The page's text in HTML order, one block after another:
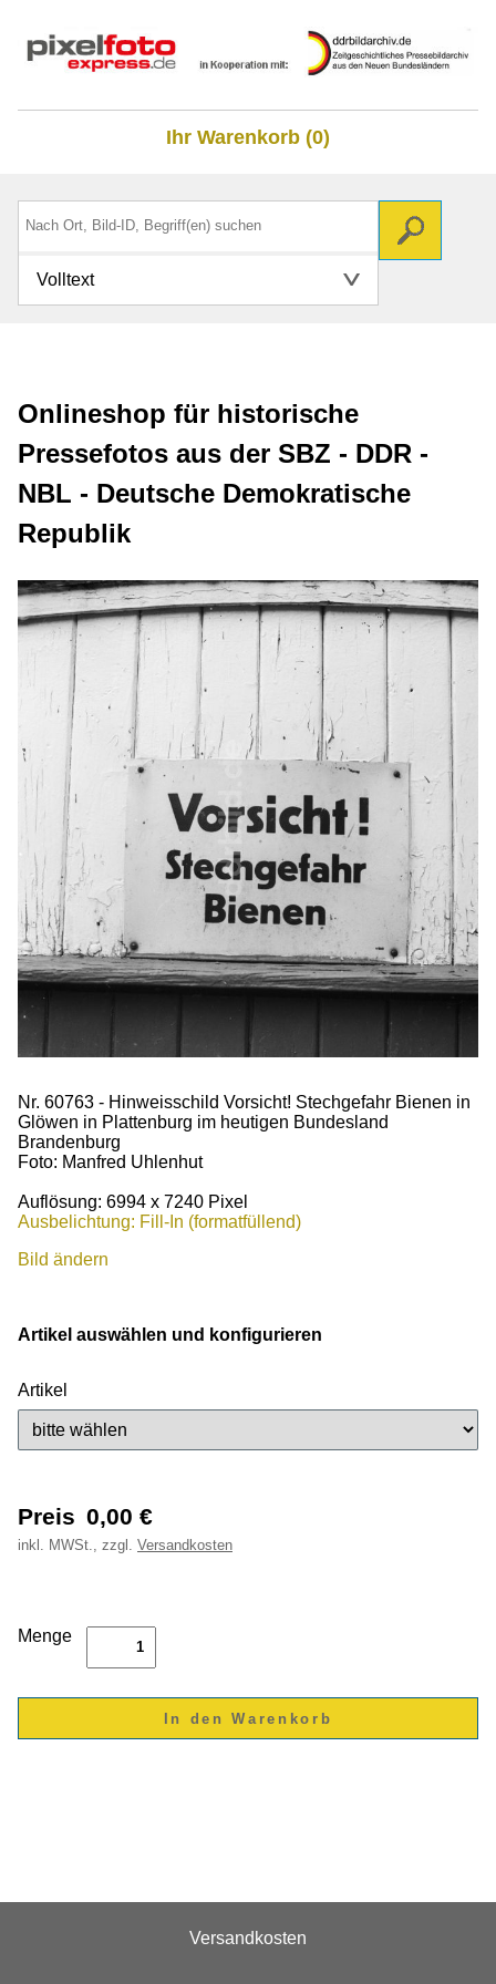
Ihr Warenkorb (0)
Volltext
Onlineshop für historische
Pressefotos aus der SBZ - DDR -
NBL - Deutsche Demokratische
Republik
Nr. 60763 - Hinweisschild Vorsicht! Stechgefahr Bienen in
Glöwen in Plattenburg im heutigen Bundesland
Brandenburg
Foto: Manfred Uhlenhut
Auflösung: 6994 x 7240 Pixel
Ausbelichtung: Fill-In (formatfüllend)
Bild ändern
Artikel auswählen und konfigurieren
Artikel
Preis 0,00 €
inkl. MWSt., zzgl. Versandkosten
Menge
Versandkosten